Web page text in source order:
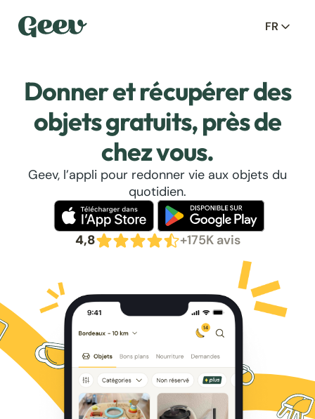
FR
Donner et récupérer des
objets gratuits, près de
chez vous.
Geev, l’appli pour redonner vie aux objets du
quotidien.
4,8 +175K avis